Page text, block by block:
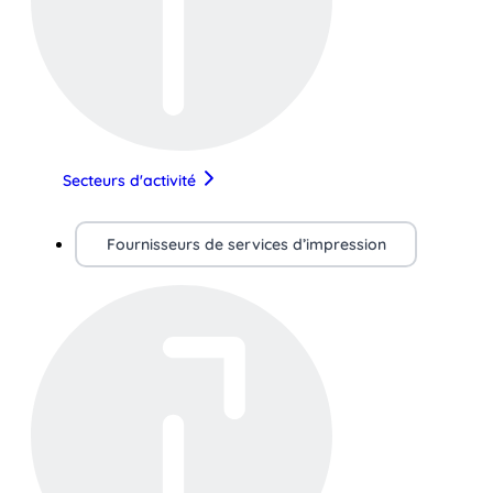
Secteurs d'activité
Fournisseurs de services d’impression